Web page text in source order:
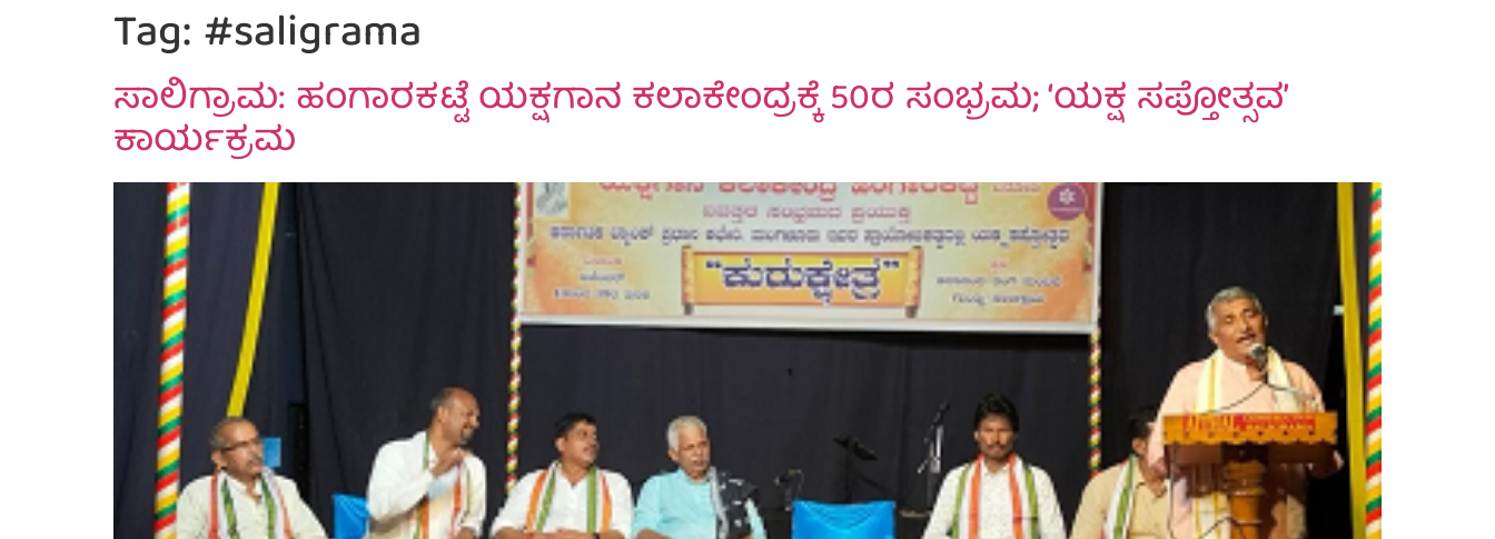
Tag:#saligrama
ಸಾಲಿಗ್ರಾಮ: ಹಂಗಾರಕಟ್ಟೆ ಯಕ್ಷಗಾನ ಕಲಾಕೇಂದ್ರಕ್ಕೆ 50ರ ಸಂಭ್ರಮ; ‘ಯಕ್ಷ ಸಪ್ತೋತ್ಸವ’
ಕಾರ್ಯಕ್ರಮ